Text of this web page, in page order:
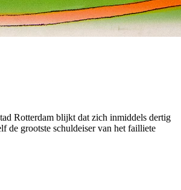
Rotterdam blijkt dat zich inmiddels dertig
de grootste schuldeiser van het failliete